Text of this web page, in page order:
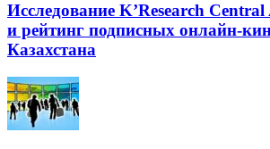
Исследование K’Research
и рейтинг подписных онлайн-
Казахстана